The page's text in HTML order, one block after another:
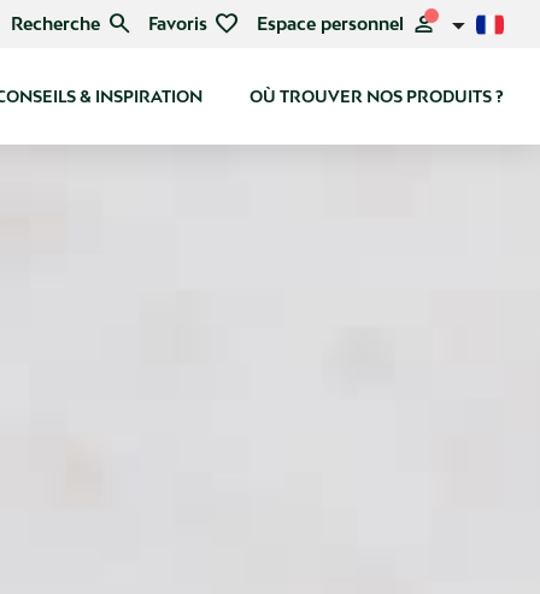
Recherche search Favoris favorite Espace personnel person
& INSPIRATION OÙ TROUVER NOS PRODUITS ?